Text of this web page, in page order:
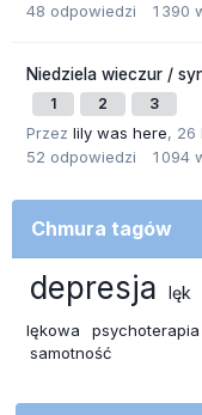
48 odpowiedzi 1 390
Niedziela wieczur /
1 2 3
Przez lily was here, 26
52 odpowiedzi 1 094
Chmura tagów
depresja lęk
lękowa
psychoterapia
samotność